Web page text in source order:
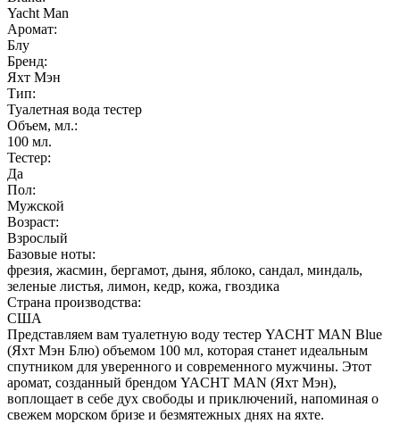
Yacht Man
Аромат:
Блу
Бренд:
Яхт Мэн
Тип:
Туалетная вода тестер
Объем, мл.:
100 мл.
Тестер:
Да
Пол:
Мужской
Возраст:
Взрослый
Базовые ноты:
фрезия, жасмин, бергамот, дыня, яблоко, сандал, миндаль,
зеленые листья, лимон, кедр, кожа, гвоздика
Страна производства:
США
Представляем вам туалетную воду тестер YACHT MAN Blue
(Яхт Мэн Блю) объемом 100 мл, которая станет идеальным
спутником для уверенного и современного мужчины. Этот
аромат, созданный брендом YACHT MAN (Яхт Мэн),
воплощает в себе дух свободы и приключений, напоминая о
свежем морском бризе и безмятежных днях на яхте.